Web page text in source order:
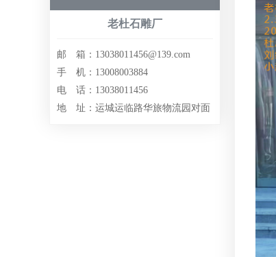
老杜石雕厂
邮 箱：13038011456@139.com
手 机：13008003884
电 话：13038011456
地 址：运城运临路华旅物流园对面